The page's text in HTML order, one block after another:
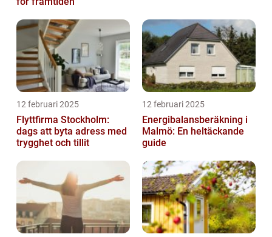
12 februari 2025
Flyttfirma Stockholm:
dags att byta adress med
trygghet och tillit
12 februari 2025
Energibalansberäkning i
Malmö: En heltäckande
guide